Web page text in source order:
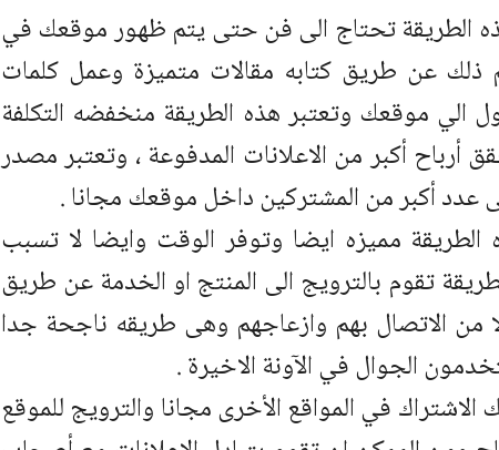
الطريقة تحتاج الى فن حتى يتم ظهور موقعك في
ذلك عن طريق كتابه مقالات متميزة وعمل كلمات
الي موقعك وتعتبر هذه الطريقة منخفضه التكلفة
أرباح أكبر من الاعلانات المدفوعة ، وتعتبر مصدر
عدد أكبر من المشتركين داخل موقعك مجانا .
الطريقة مميزه ايضا وتوفر الوقت وايضا لا تسبب
تقوم بالترويج الى المنتج او الخدمة عن طريق
من الاتصال بهم وازعاجهم وهى طريقه ناجحة جدا
الجوال في الآونة الاخيرة .
الاشتراك في المواقع الأخرى مجانا والترويج للموقع